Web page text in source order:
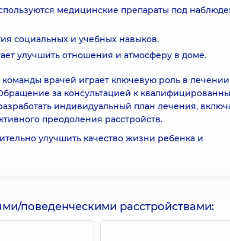
медицинские препараты под
социальных и учебных навыков.
улучшить отношения и атмосферу в доме.
врачей играет ключевую роль в лечении
за консультацией к
индивидуальный план лечения,
преодоления расстройств.
улучшить качество жизни ребенка и
поведенческими расстройствами: